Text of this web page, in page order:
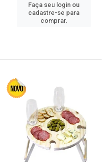
Faça seu login ou
cadastre-se para
comprar.